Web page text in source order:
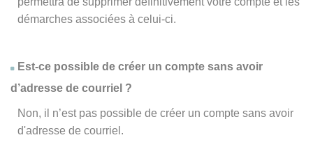
démarches associées à celui-ci.
Est-ce possible de créer un compte sans avoir
d’adresse de courriel ?
Non, il n’est pas possible de créer un compte sans avoir
d'adresse de courriel.